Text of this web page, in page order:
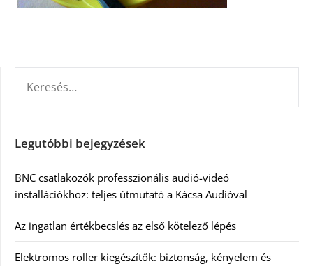
Legutóbbi bejegyzések
BNC csatlakozók professzionális audió-videó
installációkhoz: teljes útmutató a Kácsa Audióval
Az ingatlan értékbecslés az első kötelező lépés
Elektromos roller kiegészítők: biztonság, kényelem és